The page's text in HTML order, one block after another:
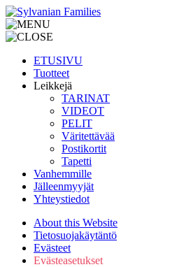
ETUSIVU
Tuotteet
Leikkejä
TARINAT
VIDEOT
PELIT
Väritettävää
Postikortit
Tapetti
Vanhemmille
Jälleenmyyjät
Yhteystiedot
About this Website
Tietosuojakäytäntö
Evästeet
Evästeasetukset